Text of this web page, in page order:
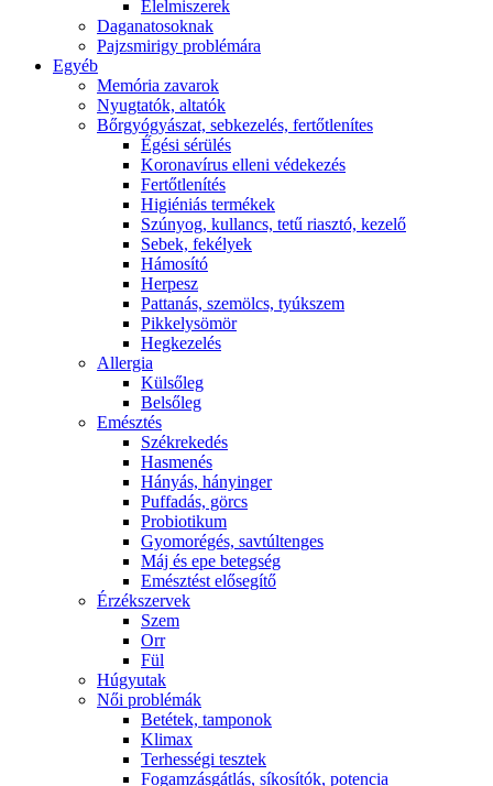
É́lelmiszerek
Daganatosoknak
Pajzsmirigy problémára
Egyéb
Memória zavarok
Nyugtatók, altatók
Bőrgyógyászat, sebkezelés, fertőtlenítes
É́gési sérülés
Koronavírus elleni védekezés
Fertőtlenítés
Higiéniás termékek
Szúnyog, kullancs, tetű riasztó, kezelő
Sebek, fekélyek
Hámosító
Herpesz
Pattanás, szemölcs, tyúkszem
Pikkelysömör
Hegkezelés
Allergia
Külsőleg
Belsőleg
Emésztés
Székrekedés
Hasmenés
Hányás, hányinger
Puffadás, görcs
Probiotikum
Gyomorégés, savtúltenges
Máj és epe betegség
Emésztést elősegítő
Érzékszervek
Szem
Orr
Fül
Húgyutak
Női problémák
Betétek, tamponok
Klimax
Terhességi tesztek
Fogamzásgátlás, síkosítók, potencia